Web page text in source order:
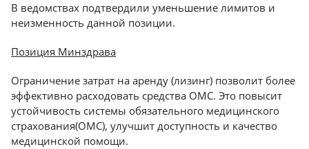
(800)
500-
93
Краснодар
В ведомствах подтвердили уменьшение лимитов и
неизменность данной позиции.
Позиция Минздрава
Ограничение затрат на аренду (лизинг) позволит более
эффективно расходовать средства ОМС. Это повысит
устойчивость системы обязательного медицинского
страхования(ОМС), улучшит доступность и качество
медицинской помощи.